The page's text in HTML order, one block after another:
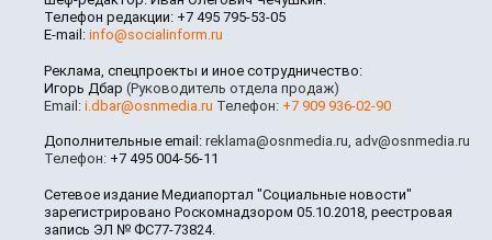
Телефон редакции: +7 495 795-53-05
E-mail: info@socialinform.ru
Реклама, спецпроекты и иное сотрудничество:
Игорь Дбар (Руководитель отдела продаж)
Email: i.dbar@osnmedia.ru Телефон: +7 909 936-02-90
Дополнительные email: reklama@osnmedia.ru, adv@osnmedia.ru
Телефон: +7 495 004-56-11
Сетевое издание Медиапортал "Социальные новости"
зарегистрировано Роскомнадзором 05.10.2018, реестровая
запись ЭЛ № ФС77-73824.